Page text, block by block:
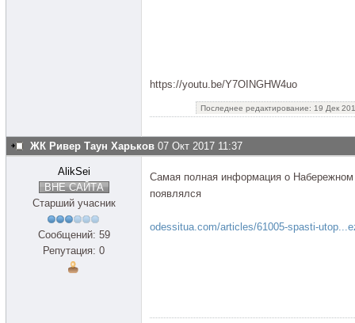
https://youtu.be/Y7OINGHW4uo
Последнее редактирование: 19 Дек
ЖК Ривер Таун Харьков 07 Окт 2017 11:37
AlikSei
ВНЕ САЙТА
Старший учасник
Сообщений: 59
Репутация: 0
Самая полная информация о Набережном
появлялся
odessitua.com/articles/61005-spasti-